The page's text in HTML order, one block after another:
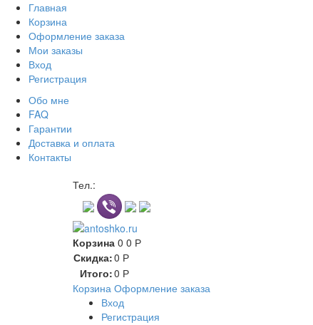
Главная
Корзина
Оформление заказа
Мои заказы
Вход
Регистрация
Обо мне
FAQ
Гарантии
Доставка и оплата
Контакты
Тел.:
Корзина 0 0 Р
Скидка:0 Р
Итого:0 Р
Корзина Оформление заказа
Вход
Регистрация